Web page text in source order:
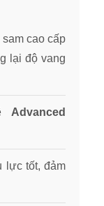
sam cao cấp
lại độ vang
Advanced
lực tốt, đảm